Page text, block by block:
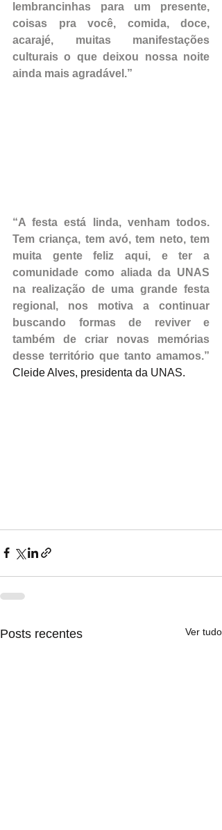
lembrancinhas para um presente,
coisas pra você, comida, doce,
acarajé, muitas manifestações
culturais o que deixou nossa noite
ainda mais agradável.”
“A festa está linda, venham todos.
Tem criança, tem avó, tem neto, tem
muita gente feliz aqui, e ter a
comunidade como aliada da UNAS
na realização de uma grande festa
regional, nos motiva a continuar
buscando formas de reviver e
também de criar novas memórias
desse território que tanto amamos.”
Cleide Alves, presidenta da UNAS.
Posts recentes Ver tudo